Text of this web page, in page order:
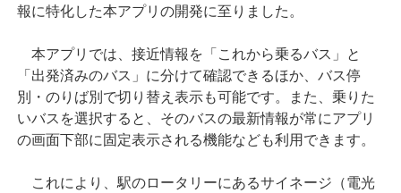
報に特化した本アプリの開発に至りました。
本アプリでは、接近情報を「これから乗るバス」と
「出発済みのバス」に分けて確認できるほか、バス停
別・のりば別で切り替え表示も可能です。また、乗りた
いバスを選択すると、そのバスの最新情報が常にアプリ
の画面下部に固定表示される機能なども利用できます。
これにより、駅のロータリーにあるサイネージ（電光